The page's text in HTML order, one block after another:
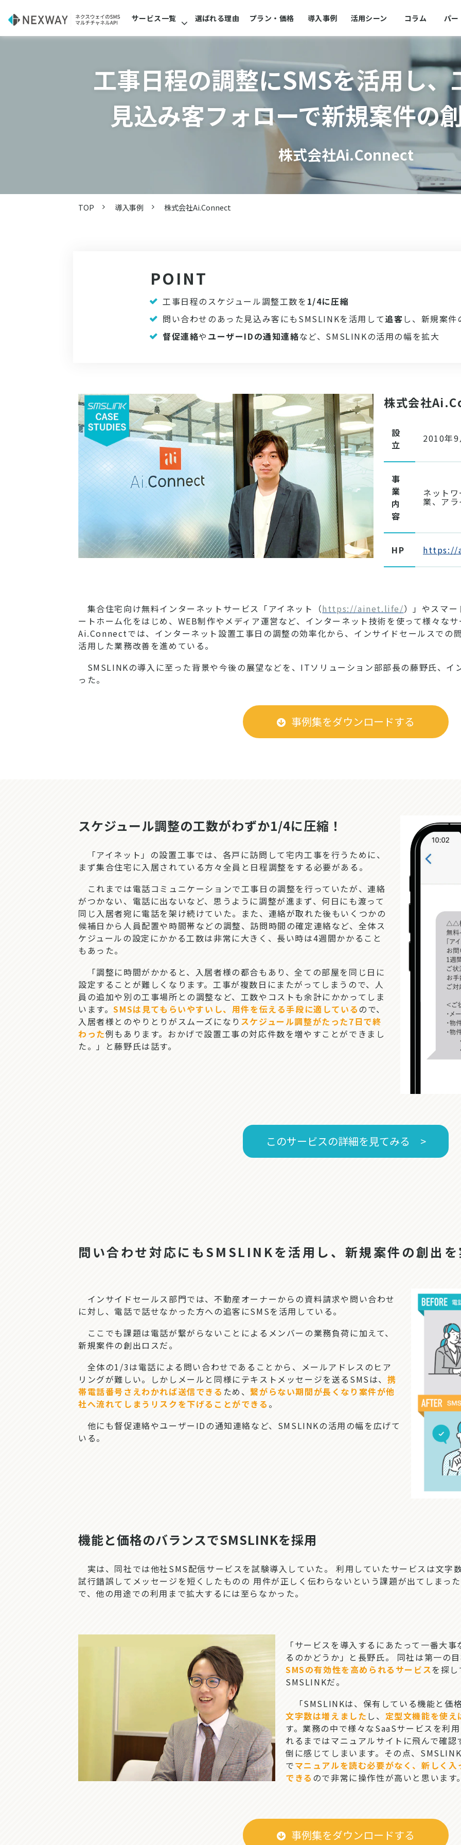
サービス一覧 選ばれる理由 プラン・価格 導入事例 活用シーン コラム パー
工事日程の調整にSMSを活用し
見込み客フォローで新規案件の
株式会社Ai.Connect
TOP 導入事例 株式会社Ai.Connect
POINT
工事日程のスケジュール調整工数を 1/4に圧縮
問い合わせのあった見込み客にもSMSLINKを活用して追客し、新規案
督促連絡やユーザーIDの通知連絡など、SMSLINKの活用の幅を拡大
株式会社
設
立
2010年
事
業
内
容
ネット
業、ア
HP https://
集合住宅向け無料インターネットサービス「アイネット（https://ainet.life/）」やスマ
ートホーム化をはじめ、WEB制作やメディア運営など、インターネット技術を使って様々な
Ai.Connectでは、インターネット設置工事日の調整の効率化から、インサイドセールスでの
活用した業務改善を進めている。
SMSLINKの導入に至った背景や今後の展望などを、ITソリューション部部長の藤野氏、イ
った。
事例集をダウンロードする
スケジュール調整の工数がわずか1/4に圧縮！
「アイネット」の設置工事では、各戸に訪問して宅内工事を行うために、
まず集合住宅に入居されている方々全員と日程調整をする必要がある。
これまでは電話コミュニケーションで工事日の調整を行っていたが、連絡
がつかない、電話に出ないなど、思うように調整が進まず、何日にも渡って
同じ入居者宛に電話を架け続けていた。また、連絡が取れた後もいくつかの
候補日から人員配置や時間帯などの調整、訪問時間の確定連絡など、全体ス
ケジュールの設定にかかる工数は非常に大きく、長い時は4週間かかること
もあった。
「調整に時間がかかると、入居者様の都合もあり、全ての部屋を同じ日に
設定することが難しくなります。工事が複数日にまたがってしまうので、人
員の追加や別の工事場所との調整など、工数やコストも余計にかかってしま
います。SMSは見てもらいやすいし、用件を伝える手段に適しているので、
入居者様とのやりとりがスムーズになり スケジュール調整がたった7日で終
わった例もあります。おかげで設置工事の対応件数を増やすことができまし
た。」と藤野氏は話す。
このサービスの詳細を見てみる >
問い合わせ対応にもSMSLINKを活用し、新規案件の創出
インサイドセールス部門では、不動産オーナーからの資料請求や問い合わせ
に対し、電話で話せなかった方への追客にSMSを活用している。
ここでも課題は電話が繋がらないことによるメンバーの業務負荷に加えて、
新規案件の創出ロスだ。
全体の1/3は電話による問い合わせであることから、メールアドレスのヒア
リングが難しい。しかしメールと同様にテキストメッセージを送るSMSは、 携
帯電話番号さえわかれば送信できる ため、繋がらない期間が長くなり案件が他
社へ流れてしまうリスクを下げることができる 。
他にも督促連絡やユーザーIDの通知連絡など、SMSLINKの活用の幅を広げて
いる。
機能と価格のバランスでSMSLINKを採用
実は、同社では他社SMS配信サービスを試験導入していた。 利用していたサービスは文字
試行錯誤してメッセージを短くしたものの 用件が正しく伝わらないという課題が出てしまっ
で、他の用途での利用まで拡大するには至らなかった。
「サービスを導入するにあたって一番大
るのかどうか」と長野氏。 同社は第一の
SMSの有効性を高められるサービスを探
SMSLINKだ。
「SMSLINKは、保有している機能と価
文字数は増えました し、 定型文機能を使
す。業務の中で様々なSaaSサービスを利
れるまではマニュアルサイトに飛んで確
倒に感じてしまいます。その点、
でマニュアルを読む必要がなく、新しく
できる ので非常に操作性が高いと思いま
事例集をダウンロードする